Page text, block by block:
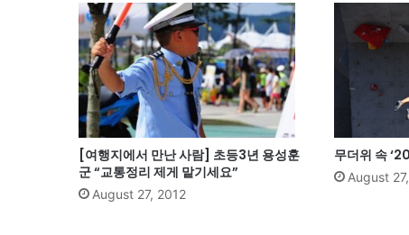
[여행지에서 만난 사람] 초등3년 용성훈
군 “교통정리 제게 맡기세요”
August 27, 2012
무더위 속
August